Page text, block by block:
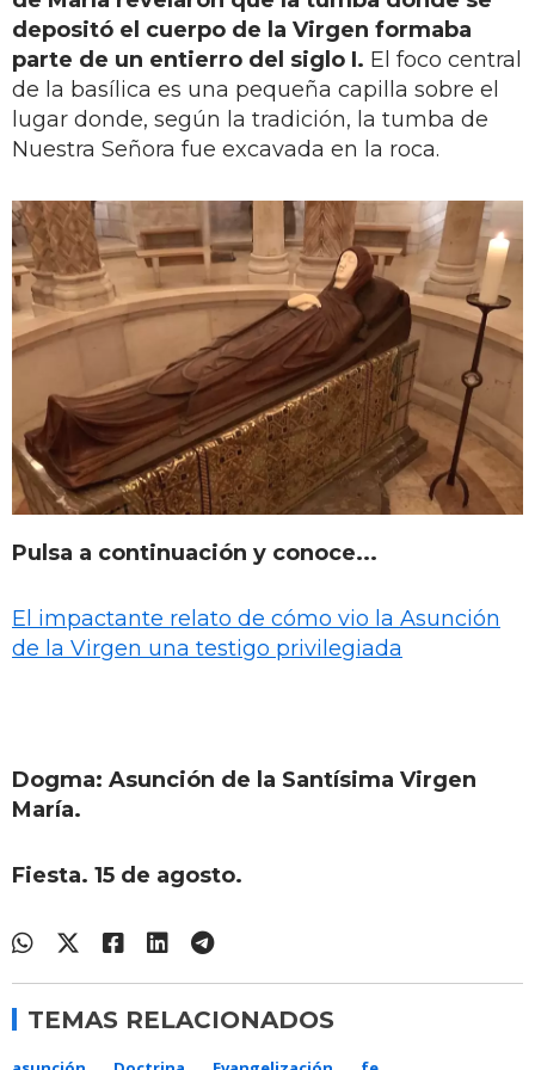
depositó el cuerpo de la Virgen formaba
parte de un entierro del siglo I. El foco central
de la basílica es una pequeña capilla sobre el
lugar donde, según la tradición, la tumba de
Nuestra Señora fue excavada en la roca.
Pulsa a continuación y conoce...
El impactante relato de cómo vio la Asunción
de la Virgen una testigo privilegiada
Dogma: Asunción de la Santísima Virgen
María.
Fiesta. 15 de agosto.
TEMAS RELACIONADOS